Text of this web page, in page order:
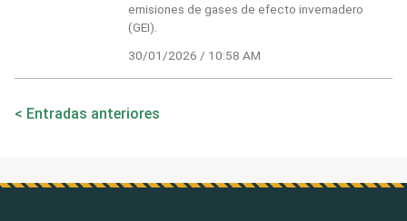
emisiones de gases de efecto invernadero
(GEI).
30/01/2026 / 10:58 AM
Navegación
Entradas anteriores